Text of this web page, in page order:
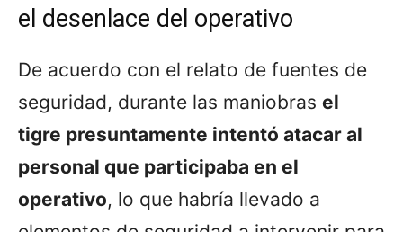
el desenlace del operativo
De acuerdo con el relato de fuentes de
seguridad, durante las maniobras el
tigre presuntamente intentó atacar al
personal que participaba en el
operativo, lo que habría llevado a